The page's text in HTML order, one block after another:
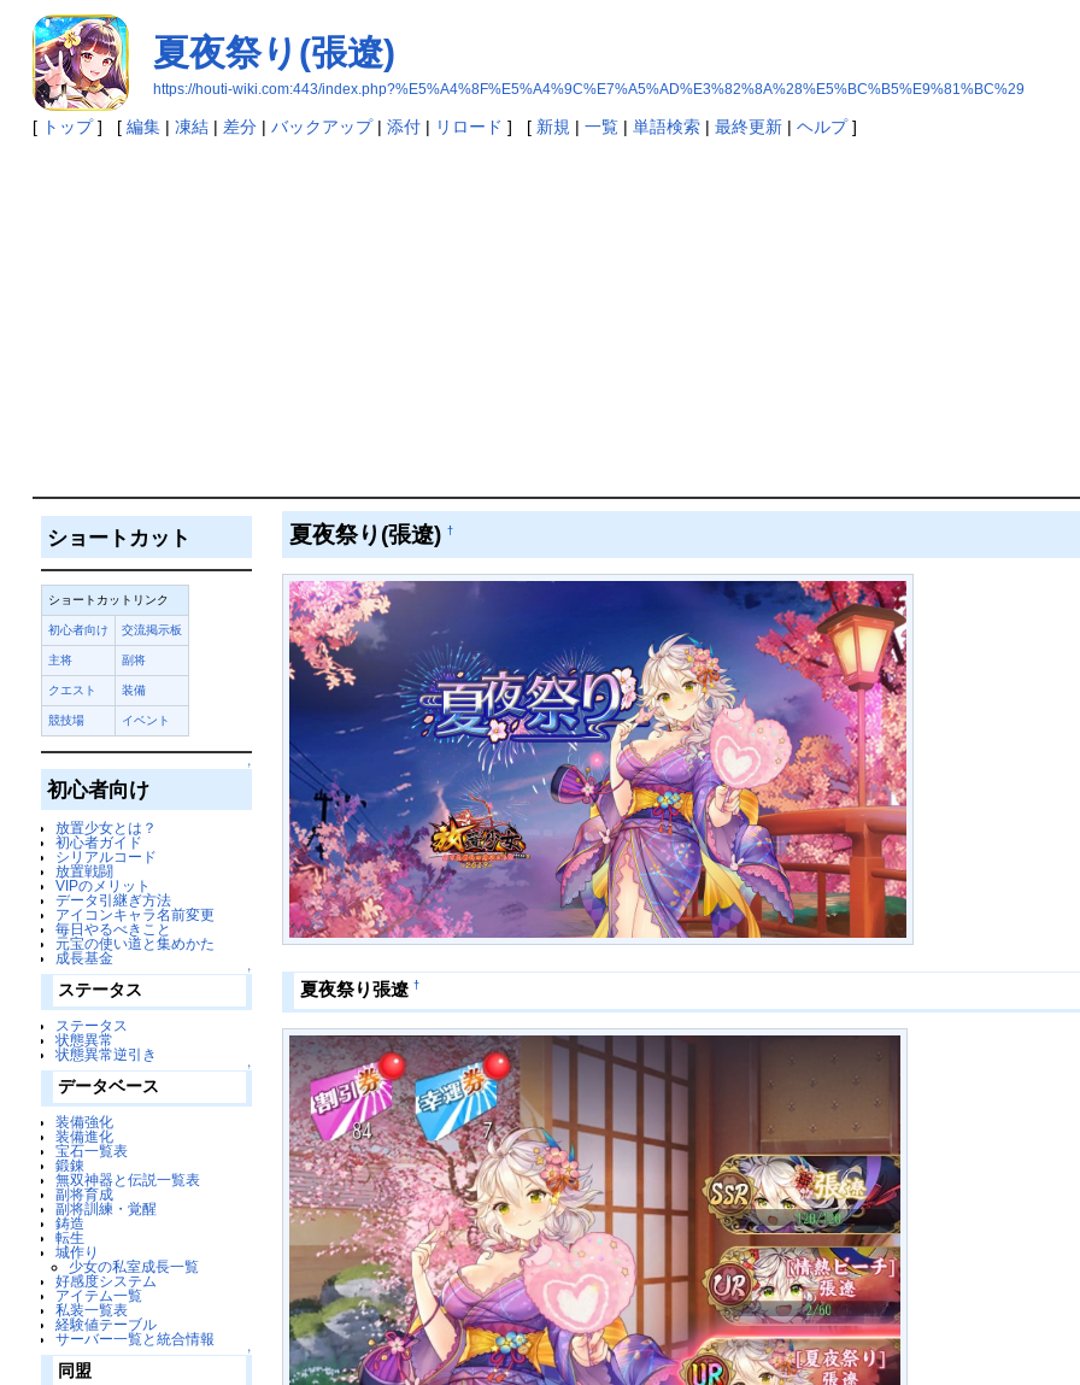
夏夜祭り(張遼)
https://houti-wiki.com:443/index.php?%E5%A4%8F%E5%A4%9C%E7%A5%AD%E3%82%8A%28%E5%BC%B5%E9%81%BC%29
[ トップ] [ 編集| 凍結| 差分| バックアップ| 添付| リロード ] [ 新規 | 一覧| 単語検索| 最終更新| ヘルプ]
ショートカット
ショートカットリンク
初心者向け 交流掲示板
主将 副将
クエスト 装備
競技場 イベント
↑
初心者向け
放置少女とは？
初心者ガイド
シリアルコード
放置戦闘
VIPのメリット
データ引継ぎ方法
アイコンキャラ名前変更
毎日やるべきこと
元宝の使い道と集めかた
成長基金
↑
ステータス
ステータス
状態異常
状態異常逆引き
↑
データベース
装備強化
装備進化
宝石一覧表
鍛錬
無双神器と伝説一覧表
副将育成
副将訓練・覚醒
鋳造
転生
城作り
少女の私室成長一覧
好感度システム
アイテム一覧
私装一覧表
経験値テーブル
サーバー一覧と統合情報
↑
同盟
夏夜祭り(張遼)†
夏夜祭り張遼 †